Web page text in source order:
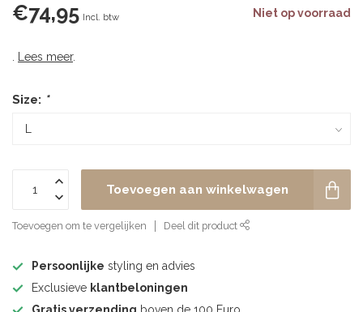
€74,95 Incl. btw Niet op voorraad
Lees meer.
Size: *
Toevoegen aan winkelwagen
Toevoegen om te vergelijken Deel dit product
Persoonlijke styling en advies
Exclusieve klantbeloningen